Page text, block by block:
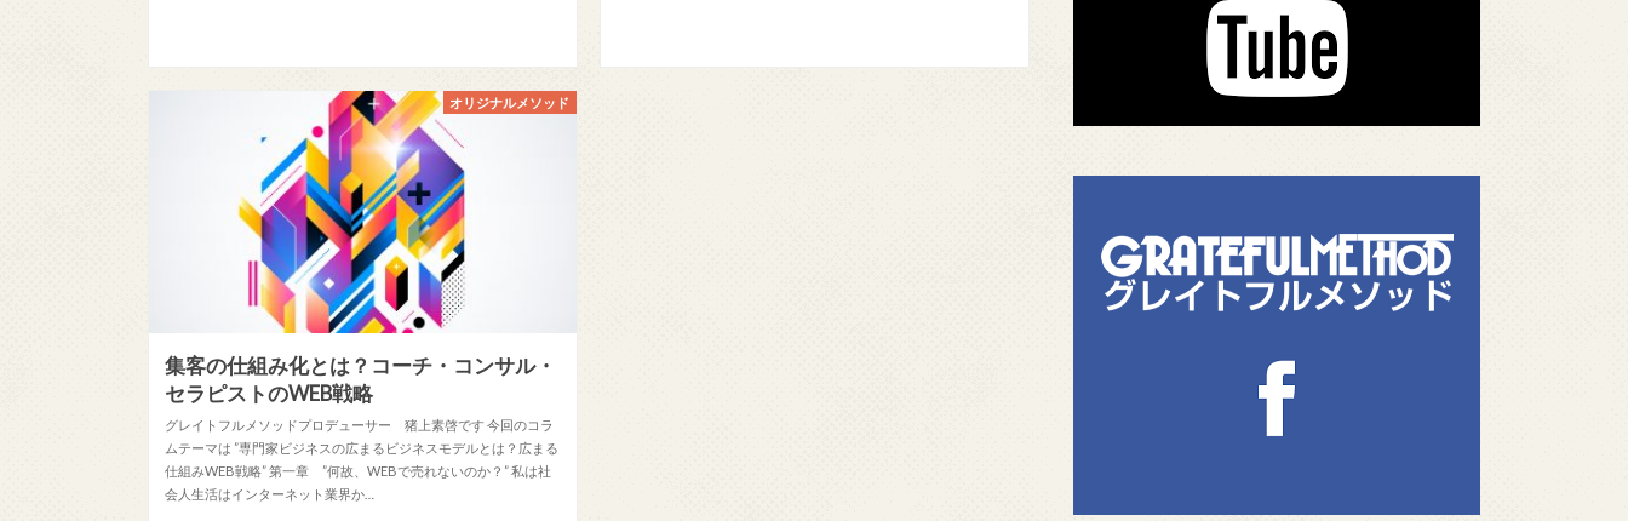
オリジナルメソッド
集客の仕組み化とは？コーチ・コンサル・
セラピストのWEB戦略
グレイトフルメソッドプロデューサー 猪上素啓です 今回のコラ
ムテーマは ”専門家ビジネスの広まるビジネスモデルとは？広まる
仕組みWEB戦略” 第一章 ”何故、WEBで売れないのか？” 私は社
会人生活はインターネット業界か…